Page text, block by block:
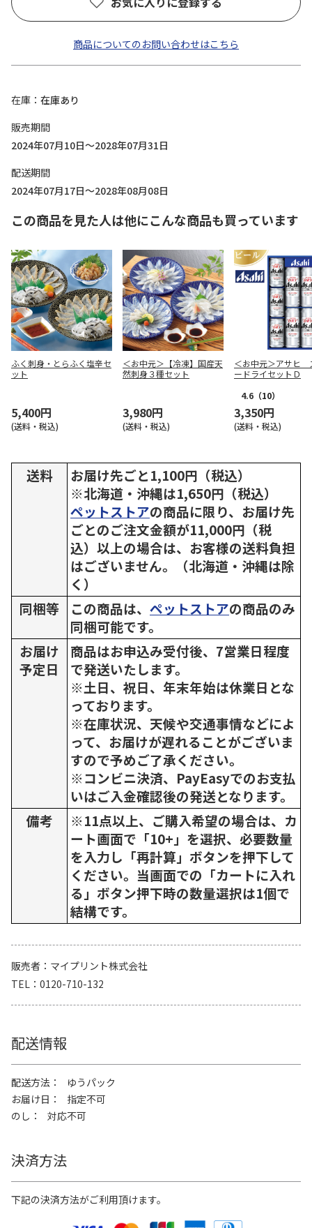
商品についてのお問い合わせはこちら
在庫
在庫あり
販売期間
2024年07月10日～2028年07月31日
配送期間
2024年07月17日～2028年08月08日
この商品を見た人は他にこんな商品も買っています
ふく刺身・とらふく塩辛セ
ット
5,400円
(送料・税込)
＜お中元＞【冷凍】国産天
然刺身３種セット
3,980円
(送料・税込)
＜お中元＞アサヒ
ードライセットＤ
4.6 （10）
3,350円
(送料・税込)
送料
お届け先ごと1,100円（税込）
※北海道・沖縄は1,650円（税込）
ペットストアの商品に限り、お届け先
ごとのご注文金額が11,000円（税
込）以上の場合は、お客様の送料負担
はございません。（北海道・沖縄は除
く）
同梱等
この商品は、 ペットストアの商品のみ
同梱可能です。
お届け
予定日
商品はお申込み受付後、7営業日程度
で発送いたします。
※土日、祝日、年末年始は休業日とな
っております。
※在庫状況、天候や交通事情などによ
って、お届けが遅れることがございま
すので予めご了承ください。
※コンビニ決済、PayEasyでのお支払
いはご入金確認後の発送となります。
備考
※11点以上、ご購入希望の場合は、カ
ート画面で「10+」を選択、必要数量
を入力し「再計算」ボタンを押下して
ください。当画面での「カートに入れ
る」ボタン押下時の数量選択は1個で
結構です。
販売者
マイプリント株式会社
TEL
0120-710-132
配送情報
配送方法
ゆうパック
お届け日
指定不可
のし
対応不可
決済方法
下記の決済方法がご利用頂けます。